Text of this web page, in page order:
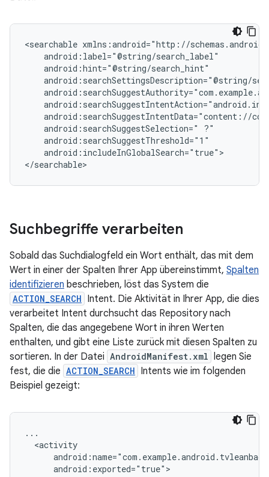
<searchable
android:searchSuggestSelection="
android:includeInGlobalSearch="true">
</searchable>
Suchbegriffe verarbeiten
Sobald das Suchdialogfeld ein Wort enthält, das mit dem
Wert in einer der Spalten Ihrer App übereinstimmt, Spalten
identifizieren beschrieben, löst das System die
ACTION_SEARCH Intent. Die Aktivität in Ihrer App, die dies
verarbeitet Intent durchsucht das Repository nach
Spalten, die das angegebene Wort in ihren Werten
enthalten, und gibt eine Liste zurück mit diesen Spalten zu
sortieren. In der Datei AndroidManifest.xml legen Sie
fest, die die ACTION_SEARCH Intents wie im folgenden
Beispiel gezeigt:
android:exported="true">